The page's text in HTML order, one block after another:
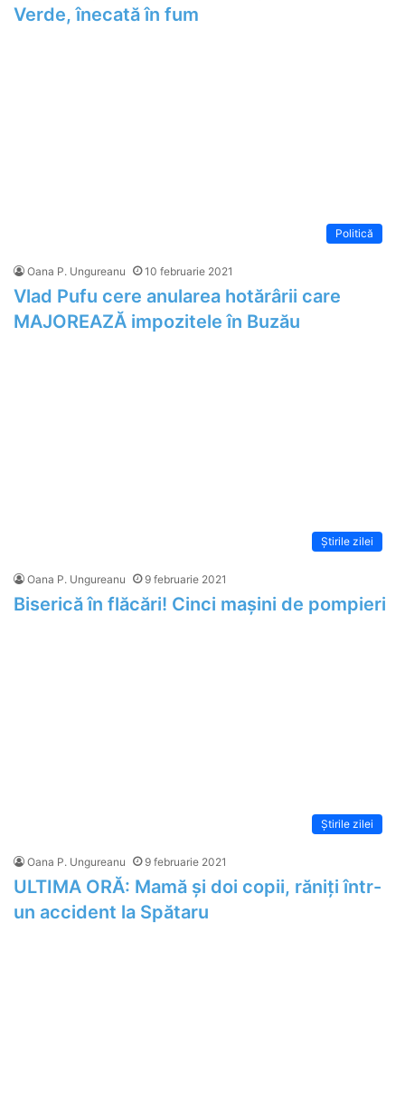
Verde, înecată în fum
Politică
Oana P. Ungureanu 10 februarie 2021
Vlad Pufu cere anularea hotărârii care
MAJOREAZĂ impozitele în Buzău
Știrile zilei
Oana P. Ungureanu 9 februarie 2021
Biserică în flăcări! Cinci mașini de pompieri
Știrile zilei
Oana P. Ungureanu 9 februarie 2021
ULTIMA ORĂ: Mamă și doi copii, răniți într-
un accident la Spătaru